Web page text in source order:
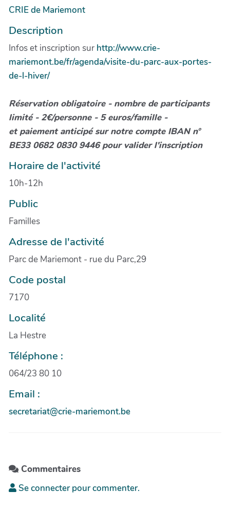
CRIE de Mariemont
Description
Infos et inscription sur http://www.crie-
mariemont.be/fr/agenda/visite-du-parc-aux-portes-
de-l-hiver/
Réservation obligatoire - nombre de participants
limité - 2€/personne - 5 euros/famille -
et paiement anticipé sur notre compte IBAN n°
BE33 0682 0830 9446 pour valider l'inscription
Horaire de l'activité
10h-12h
Public
Familles
Adresse de l'activité
Parc de Mariemont - rue du Parc,29
Code postal
7170
Localité
La Hestre
Téléphone :
064/23 80 10
Email :
secretariat@crie-mariemont.be
Commentaires
Se connecter pour commenter.